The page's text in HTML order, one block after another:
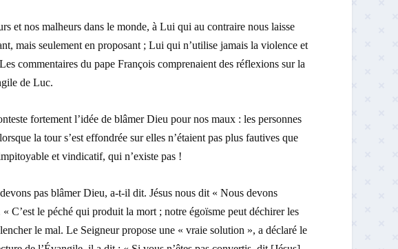
et nos malheurs dans le monde, à Lui qui au contraire nous laisse
mais seulement en proposant ; Lui qui n’utilise jamais la violence et
commentaires du pape François comprenaient des réflexions sur la
de Luc.
fortement l’idée de blâmer Dieu pour nos maux : les personnes
la tour s’est effondrée sur elles n’étaient pas plus fautives que
et vindicatif, qui n’existe pas !
pas blâmer Dieu, a-t-il dit. Jésus nous dit « Nous devons
C’est le péché qui produit la mort ; notre égoïsme peut déchirer les
le mal. Le Seigneur propose une « vraie solution », a déclaré le